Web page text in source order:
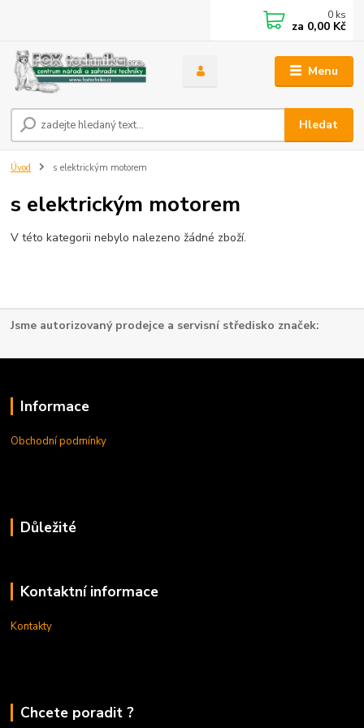
Menu
Hledat
0 ks
za 0,00 Kč
Úvod s elektrickým motorem
s elektrickým motorem
V této kategorii nebylo nalezeno žádné zboží.
Jsme autorizovaný prodejce a servisní středisko značek:
Informace
Obchodní podmínky
Důležité
Kontaktní informace
Kontakty
Chcete poradit ?